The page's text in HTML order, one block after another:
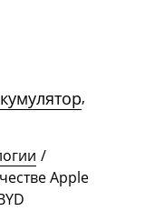
,
/
Apple